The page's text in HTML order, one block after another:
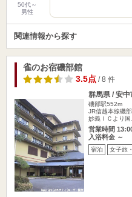
50代～
男性
関連情報から探す
雀のお宿磯部館
3.5点/ 8 件
群馬県 / 安
磯部駅552m
JR信越本線磯
妙義ＩＣより国
営業時間
入浴料金 ～
宿泊 女子旅